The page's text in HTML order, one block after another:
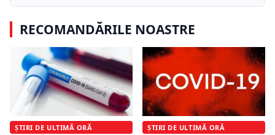
RECOMANDĂRILE NOASTRE
ȘTIRI DE ULTIMĂ ORĂ ȘTIRI DE ULTIMĂ ORĂ